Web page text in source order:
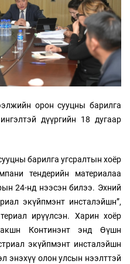
орон сууцны барилга
дүүргийн 18 дугаар
барилга угсралтын хоёр
тендерийн материалаа
24-нд нээсэн билээ. Эхний
экүйпмэнт инсталэйшн”,
ирүүлсэн. Харин хоёр
Континэнт энд Өүшн
экүйпмэнт инсталэйшн
энэхүү олон улсын нээлттэй